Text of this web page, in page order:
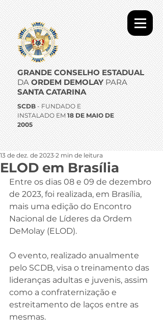
GRANDE CONSELHO ESTADUAL
DA ORDEM DEMOLAYPARA
SANTA CATARINA
SCDB - FUNDADO E
INSTALADO EM 18 DE MAIO DE
2005
ELOD em Brasília
13 de dez. de 2023 2 min de leitura
Entre os dias 08 e 09 de dezembro
de 2023, foi realizada, em Brasília,
mais uma edição do Encontro
Nacional de Líderes da Ordem
DeMolay (ELOD).
O evento, realizado anualmente
pelo SCDB, visa o treinamento das
lideranças adultas e juvenis, assim
como a confraternização e
estreitamento de laços entre as
mesmas.